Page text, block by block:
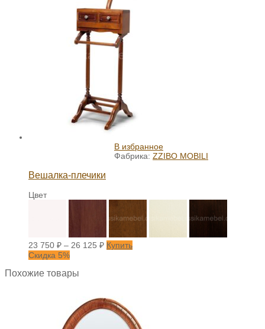
В избранное
Фабрика: ZZIBO MOBILI
Вешалка-плечики
Цвет
23 750 ₽ – 26 125 ₽ Купить
Скидка 5%
Похожие товары